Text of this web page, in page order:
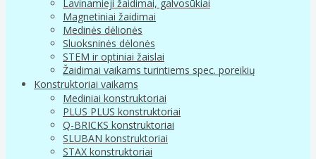
Lavinamieji žaidimai, galvosūkiai
Magnetiniai žaidimai
Medinės dėlionės
Sluoksninės dėlonės
STEM ir optiniai žaislai
Žaidimai vaikams turintiems spec. poreikių
Konstruktoriai vaikams
Mediniai konstruktoriai
PLUS PLUS konstruktoriai
Q-BRICKS konstruktoriai
SLUBAN konstruktoriai
STAX konstruktoriai